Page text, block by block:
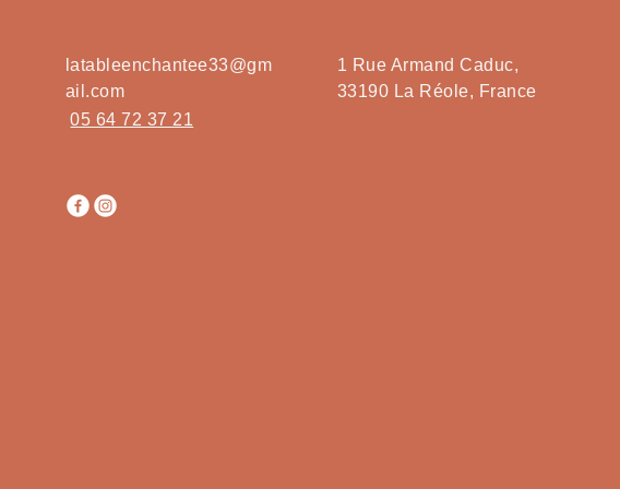
latableenchantee33@gm
ail.com
1 Rue Armand Caduc,
33190 La Réole, France
05 64 72 37 21